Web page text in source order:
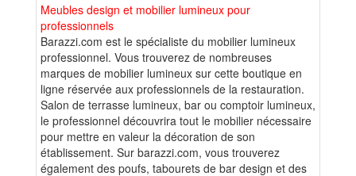
Meubles design et mobilier lumineux pour
professionnels
Barazzi.com est le spécialiste du mobilier lumineux
professionnel. Vous trouverez de nombreuses
marques de mobilier lumineux sur cette boutique en
ligne réservée aux professionnels de la restauration.
Salon de terrasse lumineux, bar ou comptoir lumineux,
le professionnel découvrira tout le mobilier nécessaire
pour mettre en valeur la décoration de son
établissement. Sur barazzi.com, vous trouverez
également des poufs, tabourets de bar design et des